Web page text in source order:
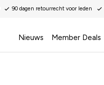
90 dagen retourrecht voor leden
Nieuws Member Deals